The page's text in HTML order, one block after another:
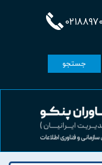
جستجو